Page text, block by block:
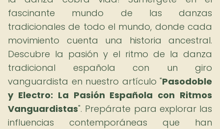
fascinante mundo de las danzas
tradicionales de todo el mundo, donde cada
movimiento cuenta una historia ancestral.
Descubre la pasión y el ritmo de la danza
tradicional española con un giro
vanguardista en nuestro artículo "Pasodoble
y Electro: La Pasión Española con Ritmos
Vanguardistas". Prepárate para explorar las
influencias contemporáneas que han